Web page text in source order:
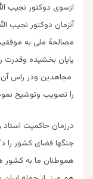
ازسوی دوکتور نجیب
آنزمان دوکتور نجیب
مصالحۀ ملی به موفقیت
پایان بخشیده وقدرت
را تصویب وتوشیح
درزمان حاکمیت
جنگها فضای کشور را
هموطنان ما به کشور